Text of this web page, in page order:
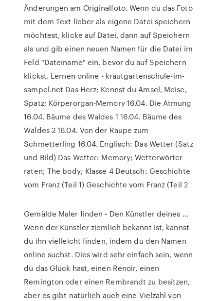
Änderungen am Originalfoto. Wenn du das Foto
mit dem Text lieber als eigene Datei speichern
möchtest, klicke auf Datei, dann auf Speichern
als und gib einen neuen Namen für die Datei im
Feld "Dateiname" ein, bevor du auf Speichern
klickst. Lernen online - krautgartenschule-im-
sampel.net Das Herz; Kennst du Amsel, Meise,
Spatz; Körperorgan-Memory 16.04. Die Atmung
16.04. Bäume des Waldes 1 16.04. Bäume des
Waldes 2 16.04. Von der Raupe zum
Schmetterling 16.04. Englisch: Das Wetter (Satz
und Bild) Das Wetter: Memory; Wetterwörter
raten; The body; Klasse 4 Deutsch: Geschichte
vom Franz (Teil 1) Geschichte vom Franz (Teil 2
Gemälde Maler finden - Den Künstler deines …
Wenn der Künstler ziemlich bekannt ist, kannst
du ihn vielleicht finden, indem du den Namen
online suchst. Dies wird sehr einfach sein, wenn
du das Glück hast, einen Renoir, einen
Remington oder einen Rembrandt zu besitzen,
aber es gibt natürlich auch eine Vielzahl von